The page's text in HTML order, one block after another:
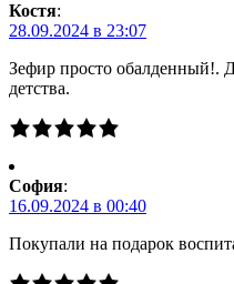
Костя:
28.09.2024 в 23:07
Зефир просто обалденный!.
детства.
Cофия:
16.09.2024 в 00:40
Покупали на подарок